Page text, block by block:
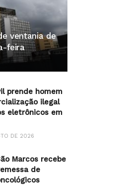
ventania de
feira
prende homem
ilegal
eletrônicos em
DE 2026
Marcos recebe
de